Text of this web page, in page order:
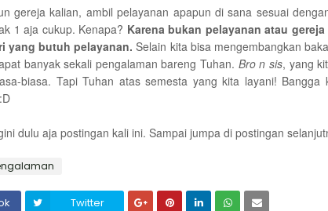
gereja kalian, ambil pelayanan apapun di sana sesuai
1 aja cukup. Kenapa? Karena bukan pelayanan atau
yang butuh pelayanan. Selain kita bisa mengembangkan
banyak sekali pengalaman bareng Tuhan. Bro n sis, yang
biasa. Tapi Tuhan atas semesta yang kita layani! Bangga
dulu aja postingan kali ini. Sampai jumpa di postingan
Twitter